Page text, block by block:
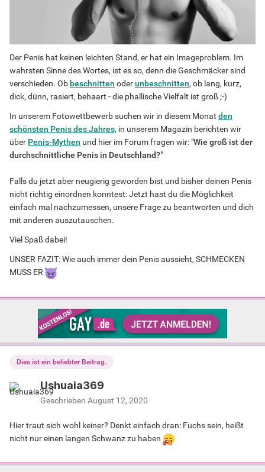
Der Penis hat keinen leichten Stand, er hat ein Imageproblem. Im
wahrsten Sinne des Wortes, ist es so, denn die Geschmäcker sind
verschieden. Ob beschnitten oderunbeschnitten, ob lang, kurz,
dick, dünn, rasiert, behaart - die phallische Vielfalt ist groß ;-)
In unserem Fotowettbewerb suchen wir in diesem Monat den
schönsten Penis des Jahres, in unserem Magazin berichten wir
über Penis-Mythen und hier im Forum fragen wir: "Wie groß ist der
durchschnittliche Penis in Deutschland?"
Falls du jetzt aber neugierig geworden bist und bisher deinen Penis
nicht richtig einordnen konntest: Jetzt hast du die Möglichkeit
einfach mal nachzumessen, unsere Frage zu beantworten und dich
mit anderen auszutauschen.
Viel Spaß dabei!
UNSER FAZIT: Wie auch immer dein Penis aussieht, SCHMECKEN
MUSS ER
Dies ist ein beliebter Beitrag.
Ushuaia369
Geschrieben August 12, 2020
Hier traut sich wohl keiner? Denkt einfach dran: Fuchs sein, heißt
nicht nur einen langen Schwanz zu haben